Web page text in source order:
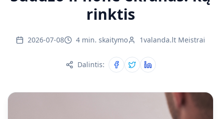
rinktis
2026-07-08 4 min. skaitymo 1valanda.lt Meistrai
Dalintis: Dalintis Facebook
Dalintis Twitter
Dalintis LinkedIn